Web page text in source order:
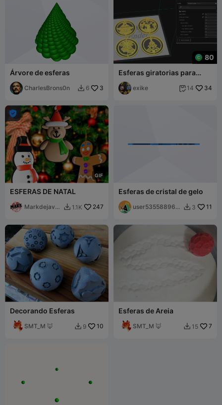
Árvore de esferas
CharlesBrons0n  6 3
80
Esferas giratorias para
navidad - Christmas
ornaments
exike  14 34
GIF

ESFERAS DE NATAL
Markdejavu
 1.1K 247
Esferas de cristal de gelo
user535588960
 3 11
Decorando Esferas
SMT_M 🦊  9 10
Esferas de Areia
SMT_M 🦊  15 7